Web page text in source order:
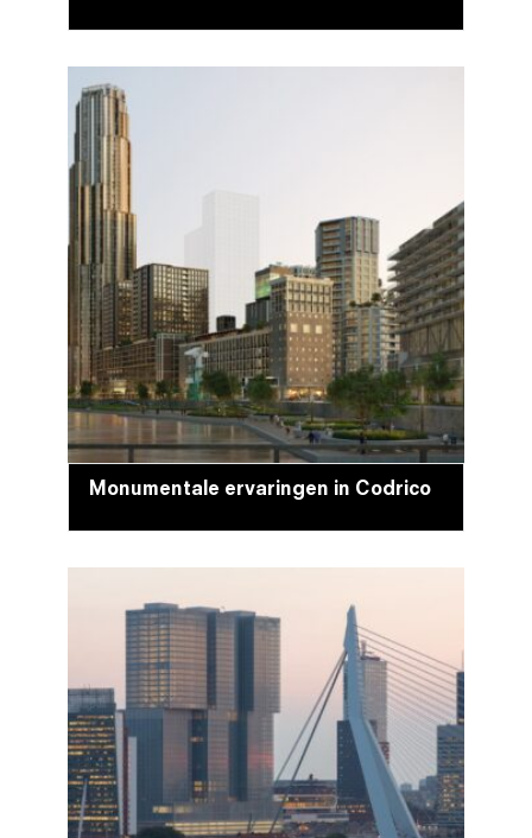
Monumentale ervaringen in Codrico